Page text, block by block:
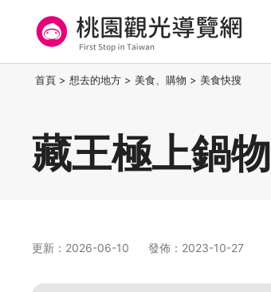
要
桃園觀光導覽網
首頁 > 想去的地方 > 美食、購物 > 美食快搜
藏王極上鍋物
更新：2026-06-10 發佈：2023-10-27